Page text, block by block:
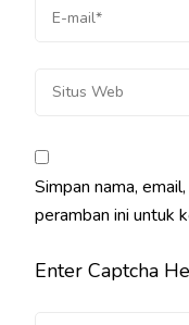
Simpan nama,
peramban ini untuk
Enter Captcha